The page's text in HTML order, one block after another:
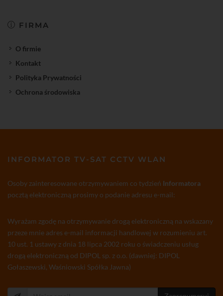
FIRMA
O firmie
Kontakt
Polityka Prywatności
Ochrona środowiska
INFORMATOR TV-SAT CCTV WLAN
Osoby zainteresowane otrzymywaniem co tydzień Informatora
pocztą elektroniczną prosimy o podanie adresu e-mail:
Wyrażam zgodę na otrzymywanie drogą elektroniczną na wskazany
przeze mnie adres e-mail informacji handlowej w rozumieniu art.
10 ust. 1 ustawy z dnia 18 lipca 2002 roku o świadczeniu usług
drogą elektroniczną od DIPOL sp. z o.o. (dawniej: DIPOL
Gołaszewski, Waśniowski Spółka Jawna)